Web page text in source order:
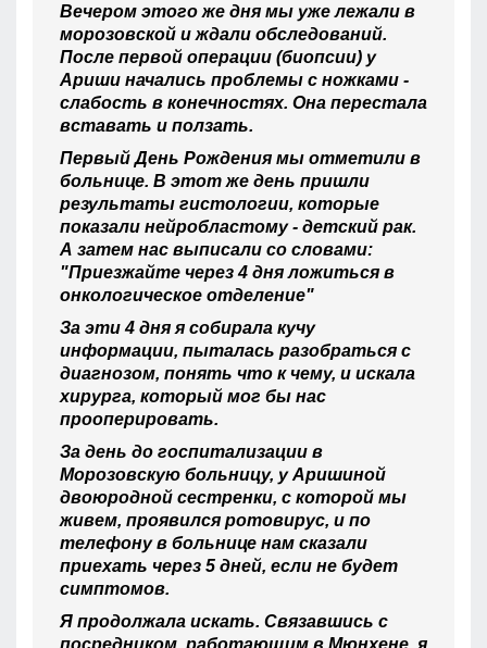
Вечером этого же дня мы уже лежали в
морозовской и ждали обследований.
После первой операции (биопсии) у
Ариши начались проблемы с ножками -
слабость в конечностях. Она перестала
вставать и ползать.
Первый День Рождения мы отметили в
больнице. В этот же день пришли
результаты гистологии, которые
показали нейробластому - детский рак.
А затем нас выписали со словами:
"Приезжайте через 4 дня ложиться в
онкологическое отделение"
За эти 4 дня я собирала кучу
информации, пыталась разобраться с
диагнозом, понять что к чему, и искала
хирурга, который мог бы нас
прооперировать.
За день до госпитализации в
Морозовскую больницу, у Аришиной
двоюродной сестренки, с которой мы
живем, проявился ротовирус, и по
телефону в больнице нам сказали
приехать через 5 дней, если не будет
симптомов.
Я продолжала искать. Связавшись с